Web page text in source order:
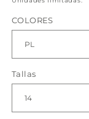
COLORES
Tallas